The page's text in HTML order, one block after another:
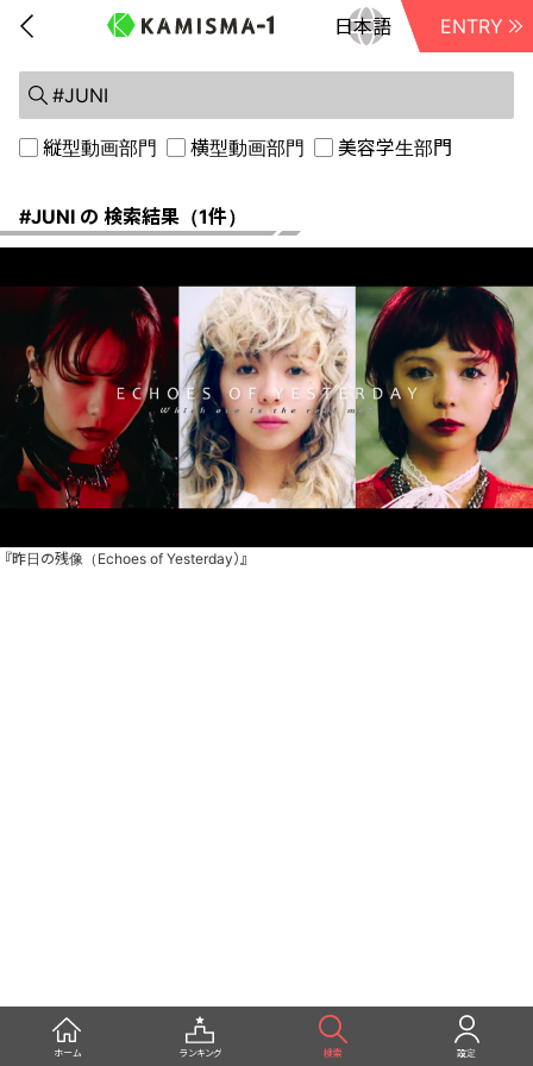
前に戻る ENTRY
縦型動画部門 横型動画部門 美容学生部門
#JUNI の 検索結果（1件）
『昨日の残像（Echoes of Yesterday）』
ホーム ランキング 検索 設定